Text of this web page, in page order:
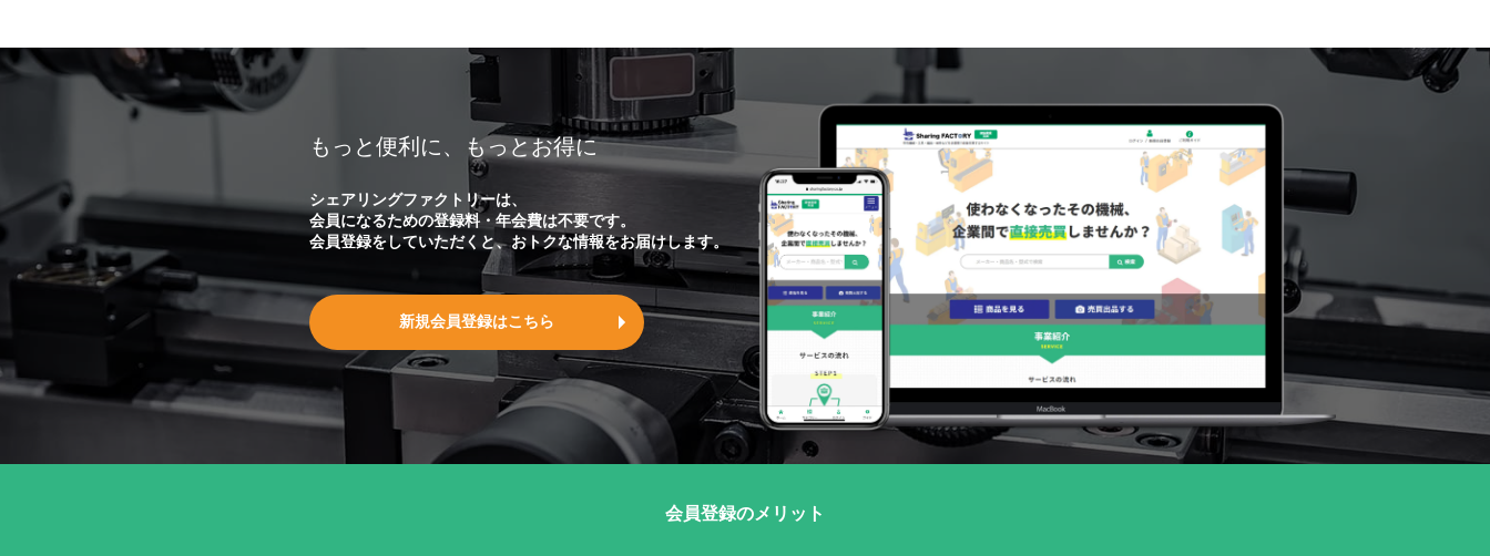
もっと便利に、もっとお得に
シェアリングファクトリーは、
会員になるための登録料・年会費は不要です。
会員登録をしていただくと、おトクな情報をお届けします。
新規会員登録はこちら
会員登録のメリット